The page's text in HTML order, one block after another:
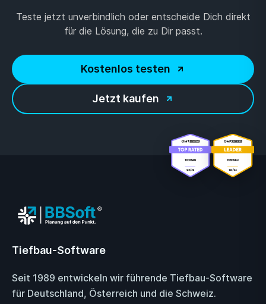
Teste jetzt unverbindlich oder entscheide Dich direkt
für die Lösung, die zu Dir passt.
Kostenlos testen
Jetzt kaufen
Tiefbau-Software
Seit 1989 entwickeln wir führende Tiefbau-Software
für Deutschland, Österreich und die Schweiz.